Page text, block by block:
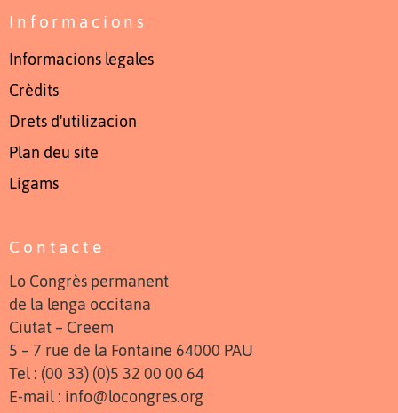
Informacions
Informacions legales
Crèdits
Drets d'utilizacion
Plan deu site
Ligams
Contacte
Lo Congrès permanent
de la lenga occitana
Ciutat – Creem
5 – 7 rue de la Fontaine 64000 PAU
Tel : (00 33) (0)5 32 00 00 64
E-mail : info@locongres.org